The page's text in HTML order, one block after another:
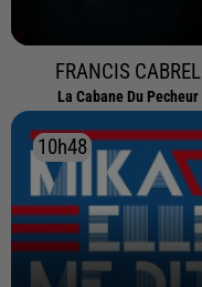
FRANCIS CABREL
La Cabane Du Pecheur
10h48
10h48